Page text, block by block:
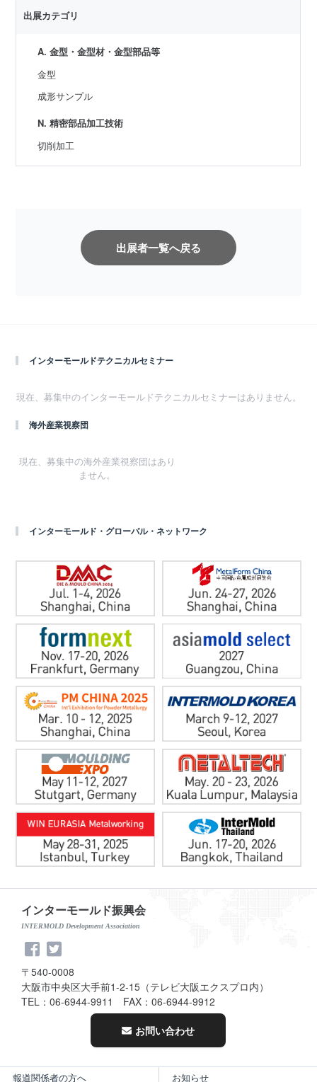
出展カテゴリ
A. 金型・金型材・金型部品等
金型
成形サンプル
N. 精密部品加工技術
切削加工
インターモールドテクニカルセミナー
現在、募集中のインターモールドテクニカルセミナーはありません。
海外産業視察団
現在、募集中の海外産業視察団はあり
ません。
インターモールド・グローバル・ネットワーク
インターモールド振興会
INTERMOLD Development Association
〒540-0008
大阪市中央区大手前1-2-15（テレビ大阪エクスプロ内）
TEL：06-6944-9911 FAX：06-6944-9912
お問い合わせ
報道関係者の方へ お知らせ